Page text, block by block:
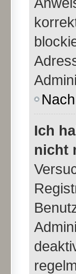
Ich
nicht